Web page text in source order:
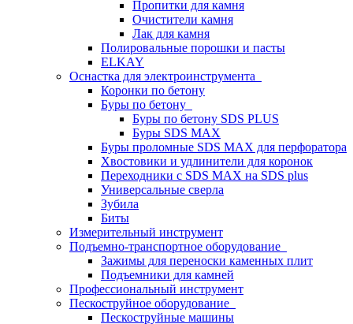
Пропитки для камня
Очистители камня
Лак для камня
Полировальные порошки и пасты
ELKAY
Оснастка для электроинструмента
Коронки по бетону
Буры по бетону
Буры по бетону SDS PLUS
Буры SDS MAX
Буры проломные SDS MAX для перфоратора
Хвостовики и удлинители для коронок
Переходники с SDS MAX на SDS plus
Универсальные сверла
Зубила
Биты
Измерительный инструмент
Подъемно-транспортное оборудование
Зажимы для переноски каменных плит
Подъемники для камней
Профессиональный инструмент
Пескоструйное оборудование
Пескоструйные машины